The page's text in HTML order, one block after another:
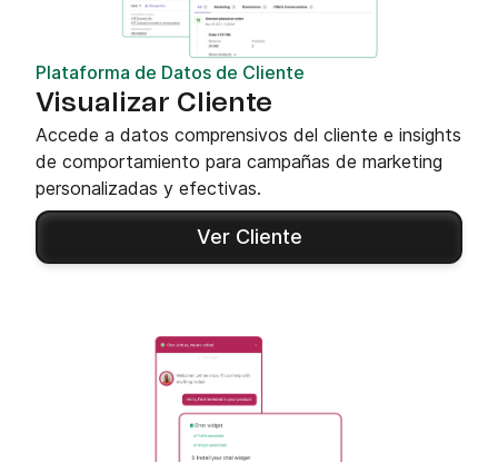
Plataforma de Datos de Cliente
Visualizar Cliente
Accede a datos comprensivos del cliente e insights
de comportamiento para campañas de marketing
personalizadas y efectivas.
Ver Cliente